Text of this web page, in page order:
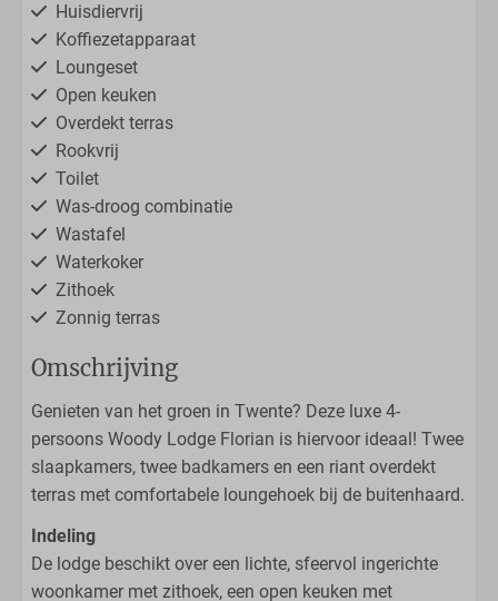
Huisdiervrij
Koffiezetapparaat
Loungeset
Open keuken
Overdekt terras
Rookvrij
Toilet
Was-droog combinatie
Wastafel
Waterkoker
Zithoek
Zonnig terras
Omschrijving
Genieten van het groen in Twente? Deze luxe 4-
persoons Woody Lodge Florian is hiervoor ideaal! Twee
slaapkamers, twee badkamers en een riant overdekt
terras met comfortabele loungehoek bij de buitenhaard.
Indeling
De lodge beschikt over een lichte, sfeervol ingerichte
woonkamer met zithoek, een open keuken met